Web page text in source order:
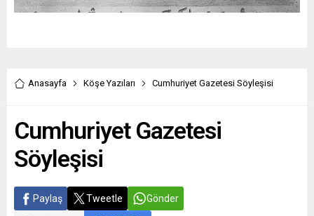
Anasayfa Köşe Yazıları Cumhuriyet Gazetesi Söyleşisi
Cumhuriyet Gazetesi
Söyleşisi
Paylaş Tweetle Gönder